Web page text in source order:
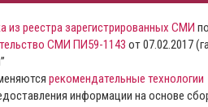
из реестра зарегистрированных СМИ
СМИ ПИ59-1143 от 07.02.2017
рекомендательные технологии
информации на основе